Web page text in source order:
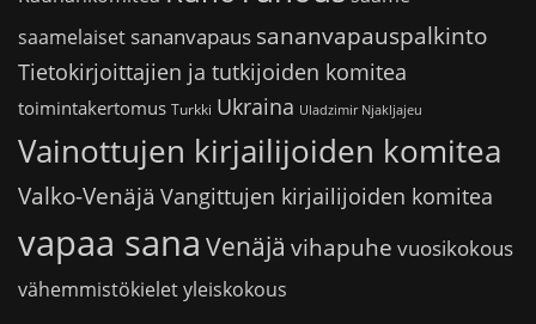
saamelaiset sananvapaus sananvapauspalkinto
Tietokirjoittajien ja tutkijoiden komitea
toimintakertomus Turkki Ukraina Uladzimir Njakljajeu
Vainottujen kirjailijoiden komitea
Valko-Venäjä Vangittujen kirjailijoiden komitea
vapaa sana Venäjä vihapuhe vuosikokous
vähemmistökieletyleiskokous